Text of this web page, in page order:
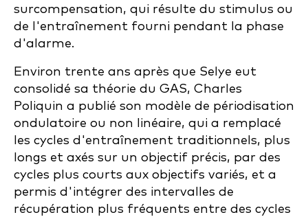
surcompensation, qui résulte du stimulus ou
de l'entraînement fourni pendant la phase
d'alarme.
Environ trente ans après que Selye eut
consolidé sa théorie du GAS, Charles
Poliquin a publié son modèle de périodisation
ondulatoire ou non linéaire, qui a remplacé
les cycles d'entraînement traditionnels, plus
longs et axés sur un objectif précis, par des
cycles plus courts aux objectifs variés, et a
permis d'intégrer des intervalles de
récupération plus fréquents entre des cycles